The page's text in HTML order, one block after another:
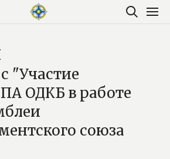
"Участие
ОДКБ в работе
союза